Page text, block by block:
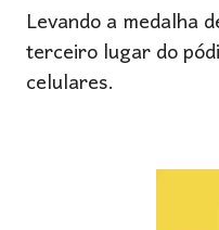
Levando a medalha
terceiro lugar do
celulares.